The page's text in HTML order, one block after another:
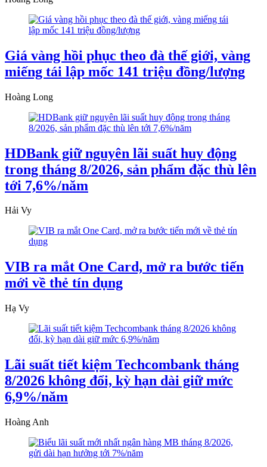
Giá vàng hồi phục theo đà thế giới, vàng
miếng tái lập mốc 141 triệu đồng/lượng
Hoàng Long
HDBank giữ nguyên lãi suất huy động
trong tháng 8/2026, sản phẩm đặc thù lên
tới 7,6%/năm
Hải Vy
VIB ra mắt One Card, mở ra bước tiến
mới về thẻ tín dụng
Hạ Vy
Lãi suất tiết kiệm Techcombank tháng
8/2026 không đổi, kỳ hạn dài giữ mức
6,9%/năm
Hoàng Anh